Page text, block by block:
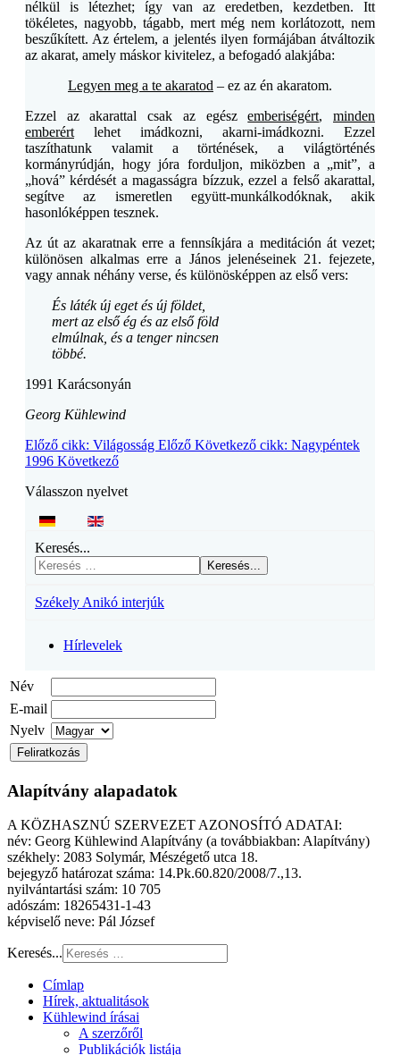
nélkül is létezhet; így van az eredetben, kezdetben. Itt
tökéletes, nagyobb, tágabb, mert még nem korlátozott, nem
beszűkített. Az értelem, a jelentés ilyen formájában átváltozik
az akarat, amely máskor kivitelez, a befogadó alakjába:
Legyen meg a te akaratod – ez az én akaratom.
Ezzel az akarattal csak az egészemberiségért,minden
emberért lehet imádkozni, akarni-imádkozni. Ezzel
taszíthatunk valamit a történések, a világtörténés
kormányrúdján, hogy jóra forduljon, miközben a „mit”, a
„hová” kérdését a magasságra bízzuk, ezzel a felső akarattal,
segítve az ismeretlen együtt-munkálkodóknak, akik
hasonlóképpen tesznek.
Az út az akaratnak erre a fennsíkjára a meditáción át vezet;
különösen alkalmas erre a János jelenéseinek 21. fejezete,
vagy annak néhány verse, és különösképpen az első vers:
És láték új eget és új földet,
mert az első ég és az első föld
elmúlnak, és a tenger nincsen
többé.
1991 Karácsonyán
Georg Kühlewind
Előző cikk: Világosság Előző Következő cikk: Nagypéntek
1996 Következő
Válasszon nyelvet
Keresés...
Keresés...
Székely Anikó interjúk
Hírlevelek
Név
E-mail
Nyelv
Alapítvány alapadatok
A KÖZHASZNÚ SZERVEZET AZONOSÍTÓ ADATAI:
név: Georg Kühlewind Alapítvány (a továbbiakban: Alapítvány)
székhely: 2083 Solymár, Mészégető utca 18.
bejegyző határozat száma: 14.Pk.60.820/2008/7.,13.
nyilvántartási szám: 10 705
adószám: 18265431-1-43
képviselő neve: Pál József
Keresés...
Címlap
Hírek, aktualitások
Kühlewind írásai
A szerzőről
Publikációk listája